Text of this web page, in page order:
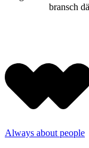
bransch
Always about people